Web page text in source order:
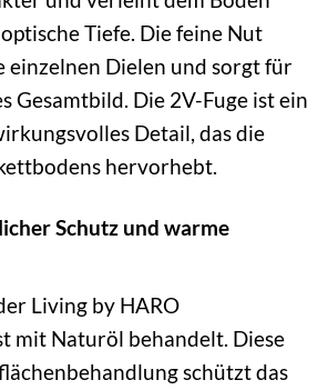
Tiefe. Die feine Nut
Dielen und sorgt für
Gesamtbild. Die 2V-Fuge ist ein
Detail, das die
hervorhebt.
Schutz und warme
Living by HARO
mit Naturöl behandelt. Diese
schützt das